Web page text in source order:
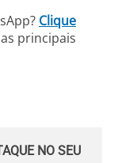
Clique
principais
NO SEU